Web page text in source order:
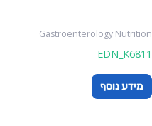
Gastroenterology Nutrition
EDN_K6811
מידע נוסף